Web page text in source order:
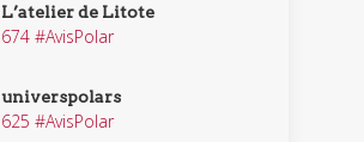
L’atelier de Litote
674 #AvisPolar
universpolars
625 #AvisPolar